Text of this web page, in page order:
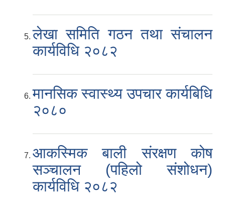
लेखा समिति गठन तथा संचालन
कार्यविधि २०८२
मानसिक स्वास्थ्य उपचार कार्यबिधि
२०८०
आकस्मिक बाली संरक्षण कोष
सञ्चालन (पहिलो संशोधन)
कार्यविधि २०८२